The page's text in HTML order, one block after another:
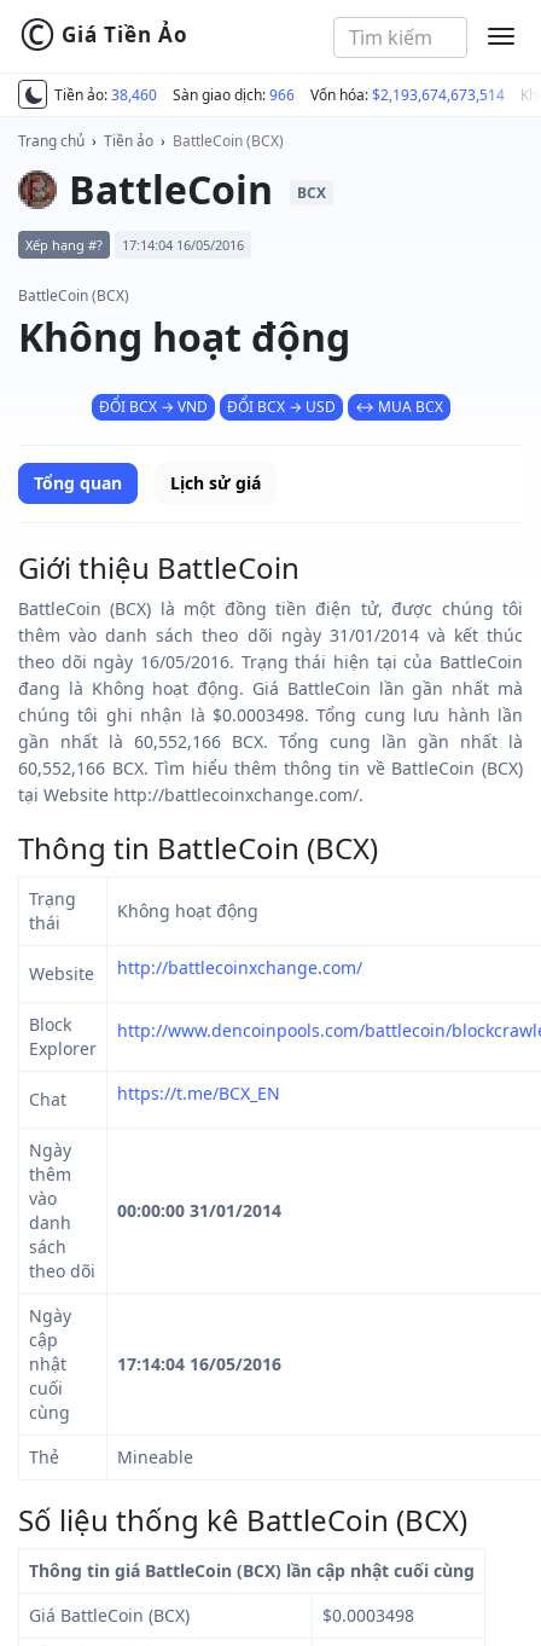
Tiền ảo:38,460 Sàn giao dịch:966 Vốn hóa:$2,193,674,673,514
© Giá Tiền Ảo
Trang chủ › Tiền ảo › BattleCoin (BCX)
BattleCoin BCX
Xếp hạng #? 17:14:04 16/05/2016
BattleCoin (BCX)
Không hoạt động
ĐỔI BCX → VND ĐỔI BCX → USD ↔ MUA BCX
Tổng quan Lịch sử giá
Giới thiệu BattleCoin
BattleCoin (BCX) là một đồng tiền điện tử, được chúng tôi
thêm vào danh sách theo dõi ngày 31/01/2014 và kết thúc
theo dõi ngày 16/05/2016. Trạng thái hiện tại của BattleCoin
đang là Không hoạt động. Giá BattleCoin lần gần nhất mà
chúng tôi ghi nhận là $0.0003498. Tổng cung lưu hành lần
gần nhất là 60,552,166 BCX. Tổng cung lần gần nhất là
60,552,166 BCX. Tìm hiểu thêm thông tin về BattleCoin (BCX)
tại Website http://battlecoinxchange.com/.
Thông tin BattleCoin (BCX)
Trạng
thái
Không hoạt động
Website http://battlecoinxchange.com/
Block
Explorer
http://www.dencoinpools.com/battlecoin/
Chat https://t.me/BCX_EN
Ngày
thêm
vào
danh
sách
theo dõi
00:00:00 31/01/2014
Ngày
cập
nhật
cuối
cùng
17:14:04 16/05/2016
Thẻ Mineable
Số liệu thống kê BattleCoin (BCX)
Thông tin giá BattleCoin (BCX) lần cập nhật cuối cùng
Giá BattleCoin (BCX)
$0.0003498